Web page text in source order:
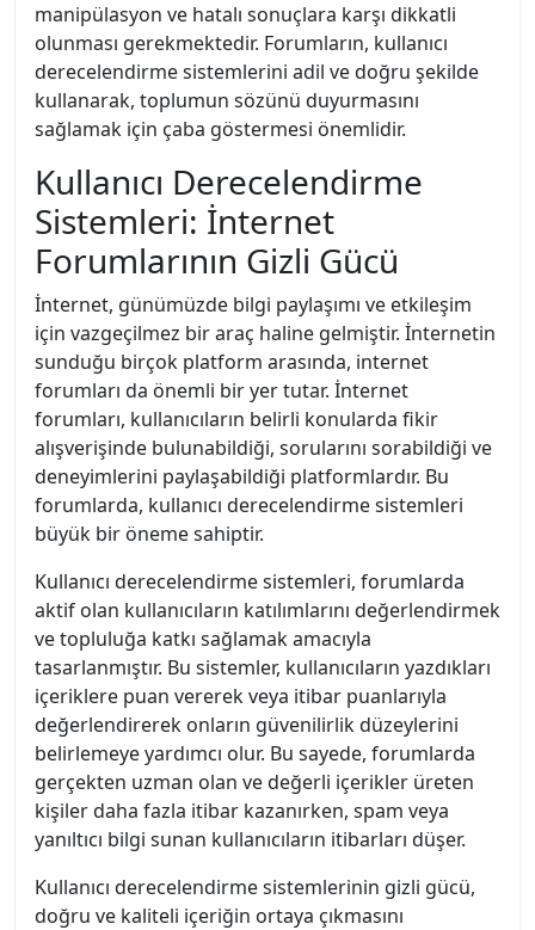
manipülasyon ve hatalı sonuçlara karşı dikkatli
olunması gerekmektedir. Forumların, kullanıcı
derecelendirme sistemlerini adil ve doğru şekilde
kullanarak, toplumun sözünü duyurmasını
sağlamak için çaba göstermesi önemlidir.
Kullanıcı Derecelendirme
Sistemleri: İnternet
Forumlarının Gizli Gücü
İnternet, günümüzde bilgi paylaşımı ve etkileşim
için vazgeçilmez bir araç haline gelmiştir. İnternetin
sunduğu birçok platform arasında, internet
forumları da önemli bir yer tutar. İnternet
forumları, kullanıcıların belirli konularda fikir
alışverişinde bulunabildiği, sorularını sorabildiği ve
deneyimlerini paylaşabildiği platformlardır. Bu
forumlarda, kullanıcı derecelendirme sistemleri
büyük bir öneme sahiptir.
Kullanıcı derecelendirme sistemleri, forumlarda
aktif olan kullanıcıların katılımlarını değerlendirmek
ve topluluğa katkı sağlamak amacıyla
tasarlanmıştır. Bu sistemler, kullanıcıların yazdıkları
içeriklere puan vererek veya itibar puanlarıyla
değerlendirerek onların güvenilirlik düzeylerini
belirlemeye yardımcı olur. Bu sayede, forumlarda
gerçekten uzman olan ve değerli içerikler üreten
kişiler daha fazla itibar kazanırken, spam veya
yanıltıcı bilgi sunan kullanıcıların itibarları düşer.
Kullanıcı derecelendirme sistemlerinin gizli gücü,
doğru ve kaliteli içeriğin ortaya çıkmasını